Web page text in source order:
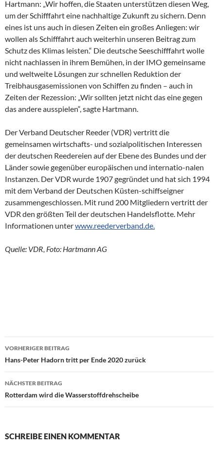
Hartmann: „Wir hoffen, die Staaten unterstützen diesen Weg,
um der Schifffahrt eine nachhaltige Zukunft zu sichern. Denn
eines ist uns auch in diesen Zeiten ein großes Anliegen: wir
wollen als Schifffahrt auch weiterhin unseren Beitrag zum
Schutz des Klimas leisten.“ Die deutsche Seeschifffahrt wolle
nicht nachlassen in ihrem Bemühen, in der IMO gemeinsame
und weltweite Lösungen zur schnellen Reduktion der
Treibhausgasemissionen von Schiffen zu finden – auch in
Zeiten der Rezession: „Wir sollten jetzt nicht das eine gegen
das andere ausspielen“, sagte Hartmann.
Der Verband Deutscher Reeder (VDR) vertritt die
gemeinsamen wirtschafts- und sozialpolitischen Interessen
der deutschen Reedereien auf der Ebene des Bundes und der
Länder sowie gegenüber europäischen und internatio-nalen
Instanzen. Der VDR wurde 1907 gegründet und hat sich 1994
mit dem Verband der Deutschen Küsten-schiffseigner
zusammengeschlossen. Mit rund 200 Mitgliedern vertritt der
VDR den größten Teil der deutschen Handelsflotte. Mehr
Informationen unterwww.reederverband.de.
Quelle: VDR, Foto: Hartmann AG
Beitragsnavigation
VORHERIGER BEITRAG
Hans-Peter Hadorn tritt per Ende 2020 zurück
NÄCHSTER BEITRAG
Rotterdam wird die Wasserstoffdrehscheibe
SCHREIBE EINEN KOMMENTAR